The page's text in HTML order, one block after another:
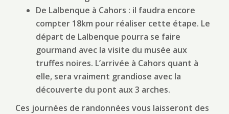
De Lalbenque à Cahors : il faudra encore
compter 18km pour réaliser cette étape. Le
départ de Lalbenque pourra se faire
gourmand avec la visite du musée aux
truffes noires. L’arrivée à Cahors quant à
elle, sera vraiment grandiose avec la
découverte du pont aux 3 arches.
Ces journées de randonnées vous laisseront des